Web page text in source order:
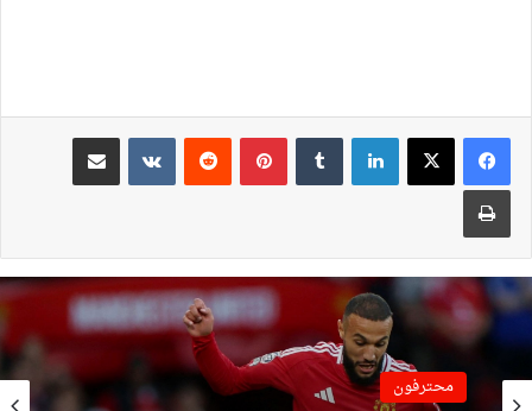
لينكدإن بينتيريست
مشاركة عبر البريد
طباعة
فيديو